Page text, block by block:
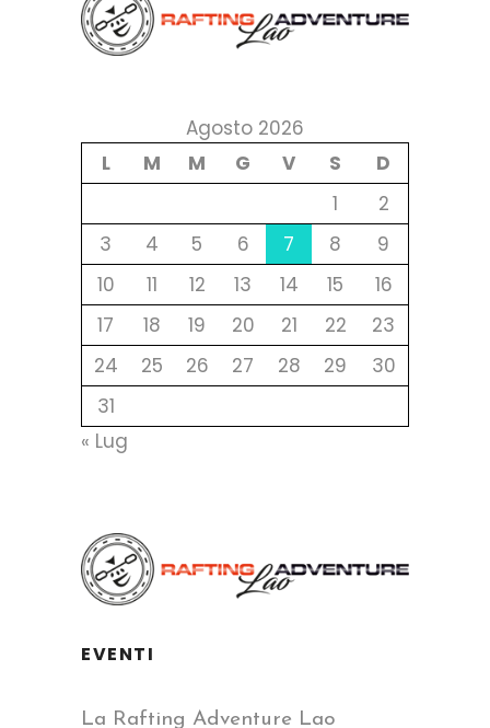
Agosto 2026
L
M M G V S
D
1
2
3
4 5 6 7 8
9
10
11 12 13 14 15
16
17
18 19 20 21 22
23
24
25 26 27 28 29
30
31
« Lug
EVENTI
La Rafting Adventure Lao